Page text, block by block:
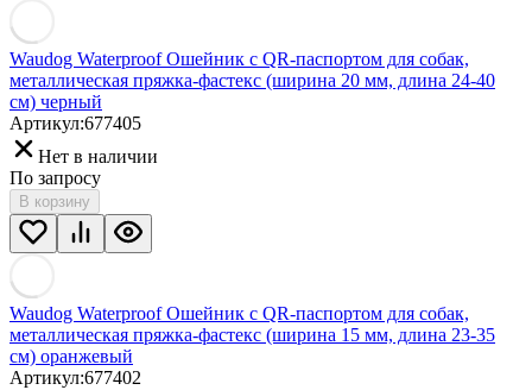
Waudog Waterproof Ошейник с QR-паспортом для собак,
металлическая пряжка-фастекс (ширина 20 мм, длина 24-40
см) черный
Артикул:677405
Нет в наличии
По запросу
В корзину
Waudog Waterproof Ошейник с QR-паспортом для собак,
металлическая пряжка-фастекс (ширина 15 мм, длина 23-35
см) оранжевый
Артикул:677402